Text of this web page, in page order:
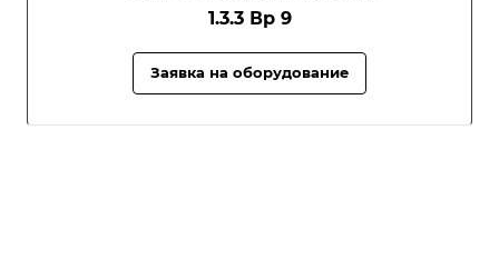
1.3.3 Вр 9
Заявка на оборудование